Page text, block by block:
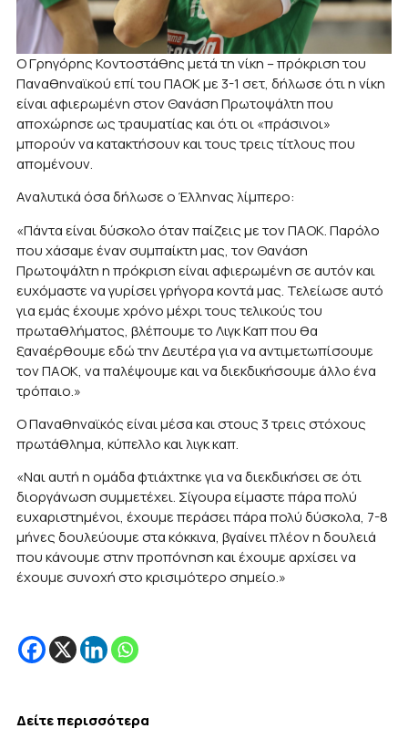
Ο Γρηγόρης Κοντοστάθης μετά τη νίκη – πρόκριση του
Παναθηναϊκού επί του ΠΑΟΚ με 3-1 σετ, δήλωσε ότι η νίκη
είναι αφιερωμένη στον Θανάση Πρωτοψάλτη που
αποχώρησε ως τραυματίας και ότι οι «πράσινοι»
μπορούν να κατακτήσουν και τους τρεις τίτλους που
απομένουν.
Αναλυτικά όσα δήλωσε ο Έλληνας λίμπερο:
«Πάντα είναι δύσκολο όταν παίζεις με τον ΠΑΟΚ. Παρόλο
που χάσαμε έναν συμπαίκτη μας, τον Θανάση
Πρωτοψάλτη η πρόκριση είναι αφιερωμένη σε αυτόν και
ευχόμαστε να γυρίσει γρήγορα κοντά μας. Τελείωσε αυτό
για εμάς έχουμε χρόνο μέχρι τους τελικούς του
πρωταθλήματος, βλέπουμε το Λιγκ Καπ που θα
ξαναέρθουμε εδώ την Δευτέρα για να αντιμετωπίσουμε
τον ΠΑΟΚ, να παλέψουμε και να διεκδικήσουμε άλλο ένα
τρόπαιο.»
Ο Παναθηναϊκός είναι μέσα και στους 3 τρεις στόχους
πρωτάθλημα, κύπελλο και λιγκ καπ.
«Ναι αυτή η ομάδα φτιάχτηκε για να διεκδικήσει σε ότι
διοργάνωση συμμετέχει. Σίγουρα είμαστε πάρα πολύ
ευχαριστημένοι, έχουμε περάσει πάρα πολύ δύσκολα, 7-8
μήνες δουλεύουμε στα κόκκινα, βγαίνει πλέον η δουλειά
που κάνουμε στην προπόνηση και έχουμε αρχίσει να
έχουμε συνοχή στο κρισιμότερο σημείο.»
Δείτε περισσότερα